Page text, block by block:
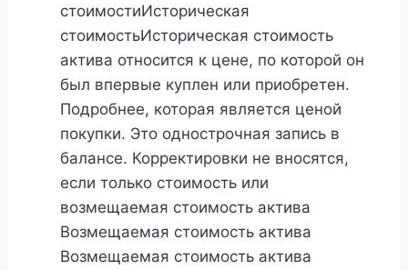
стоимостиИсторическая
стоимостьИсторическая стоимость
актива относится к цене, по которой он
был впервые куплен или приобретен.
Подробнее, которая является ценой
покупки. Это однострочная запись в
балансе. Корректировки не вносятся,
если только стоимость или
возмещаемая стоимость актива
Возмещаемая стоимость актива
Возмещаемая стоимость актива